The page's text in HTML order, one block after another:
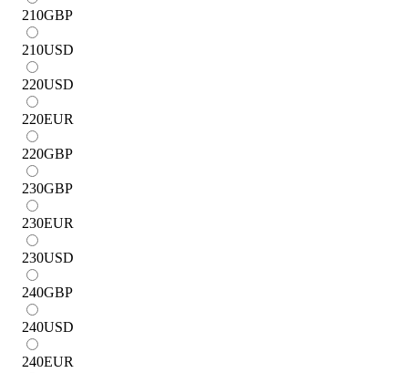
210GBP
210USD
220USD
220EUR
220GBP
230GBP
230EUR
230USD
240GBP
240USD
240EUR